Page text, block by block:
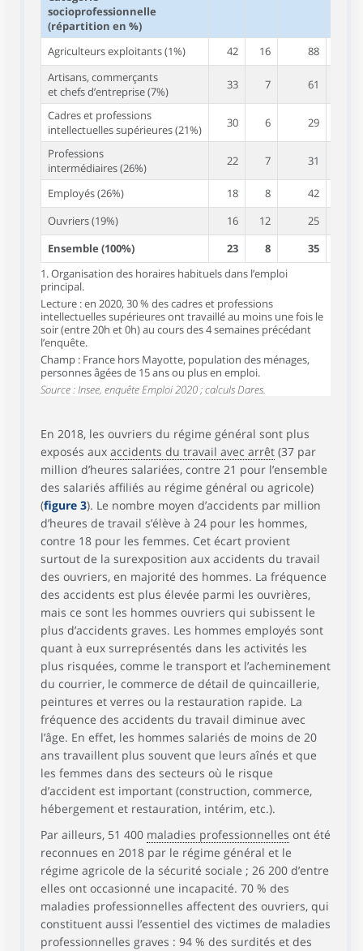
socioprofessionnelle
(répartition en %)
Agriculteurs exploitants (1%)
42 16
88
Artisans, commerçants
et chefs d’entreprise (7%)
33 7 61
Cadres et professions
intellectuelles supérieures (21%)
30 6 29
Professions
intermédiaires (26%)
22 7 31
Employés (26%) 18 8
42
Ouvriers (19%)
16 12
25
Ensemble (100%)
23 8
35
1. Organisation des horaires habituels dans l’emploi
principal.
Lecture : en 2020, 30 % des cadres et professions
intellectuelles supérieures ont travaillé au moins une fois le
soir (entre 20h et 0h) au cours des 4 semaines précédant
l’enquête.
Champ : France hors Mayotte, population des ménages,
personnes âgées de 15 ans ou plus en emploi.
Source : Insee, enquête Emploi 2020 ; calculs Dares.
En 2018, les ouvriers du régime général sont plus
exposés aux accidents du travail avec arrêt (37 par
million d’heures salariées, contre 21 pour l’ensemble
des salariés affiliés au régime général ou agricole)
(figure 3). Le nombre moyen d’accidents par million
d’heures de travail s’élève à 24 pour les hommes,
contre 18 pour les femmes. Cet écart provient
surtout de la surexposition aux accidents du travail
des ouvriers, en majorité des hommes. La fréquence
des accidents est plus élevée parmi les ouvrières,
mais ce sont les hommes ouvriers qui subissent le
plus d’accidents graves. Les hommes employés sont
quant à eux surreprésentés dans les activités les
plus risquées, comme le transport et l’acheminement
du courrier, le commerce de détail de quincaillerie,
peintures et verres ou la restauration rapide. La
fréquence des accidents du travail diminue avec
l’âge. En effet, les hommes salariés de moins de 20
ans travaillent plus souvent que leurs aînés et que
les femmes dans des secteurs où le risque
d’accident est important (construction, commerce,
hébergement et restauration, intérim, etc.).
Par ailleurs, 51 400 maladies professionnelles ont été
reconnues en 2018 par le régime général et le
régime agricole de la sécurité sociale ; 26 200 d’entre
elles ont occasionné une incapacité. 70 % des
maladies professionnelles affectent des ouvriers, qui
constituent aussi l’essentiel des victimes de maladies
professionnelles graves : 94 % des surdités et des